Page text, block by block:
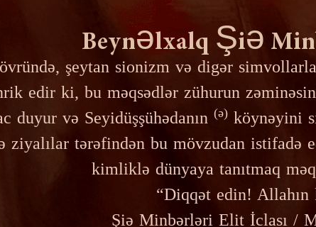
Beynəlxalq Şiə
şeytan sionizm və digər
edir ki, bu məqsədlər zühurun
duyur və Seyidüşşühədanın (ə)köynəyini
tərəfindən bu mövzudan istifadə
kimliklə dünyaya tanıtmaq
“Diqqət edin! Allahın
Şiə Minbərləri Elit İclası /